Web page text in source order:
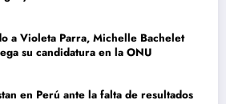
a Violeta Parra, Michelle Bachelet
su candidatura en la ONU
en Perú ante la falta de resultados